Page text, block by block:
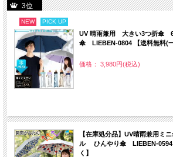
3位
NEW PICK UP
UV 晴雨兼用 大きい3つ折傘
傘 LIEBEN-0804 【送料無料(一
価格： 3,980円(税込)
【在庫処分品】UV晴雨兼用ミ
ル ひんやり傘 LIEBEN-0594
く】